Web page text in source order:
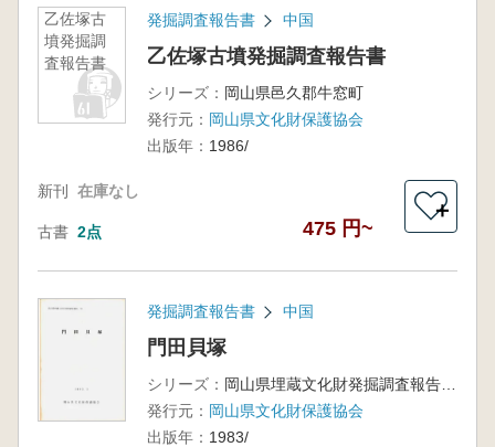
乙佐塚古
墳発掘調
査報告書
発掘調査報告書 中国
乙佐塚古墳発掘調査報告書
シリーズ： 岡山県邑久郡牛窓町
発行元： 岡山県文化財保護協会
出版年： 1986/
新刊 在庫なし
古書 2点 475 円~
＋
発掘調査報告書 中国
門田貝塚
シリーズ：
岡山県埋蔵文化財発掘調査報告 55
発行元： 岡山県文化財保護協会
出版年： 1983/